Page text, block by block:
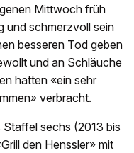
Mittwoch früh
und schmerzvoll sein
besseren Tod geben
und an Schläuche
hätten «ein sehr
verbracht.
sechs (2013 bis
den Henssler» mit